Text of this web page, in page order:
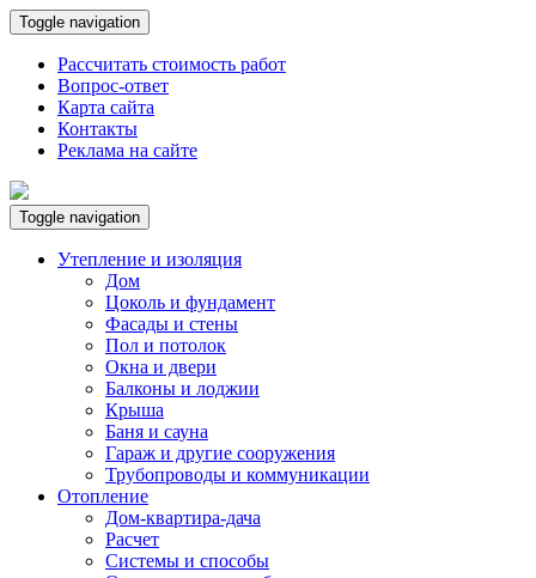
Toggle navigation
Рассчитать стоимость работ
Вопрос-ответ
Карта сайта
Контакты
Реклама на сайте
Toggle navigation
Утепление и изоляция
Дом
Цоколь и фундамент
Фасады и стены
Пол и потолок
Окна и двери
Балконы и лоджии
Крыша
Баня и сауна
Гараж и другие сооружения
Трубопроводы и коммуникации
Отопление
Дом-квартира-дача
Расчет
Системы и способы